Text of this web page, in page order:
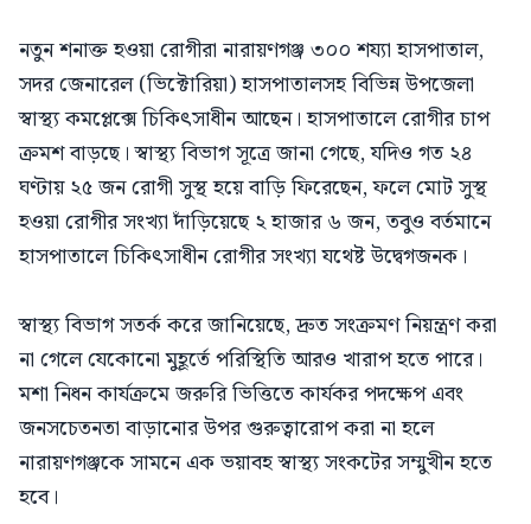
নতুন শনাক্ত হওয়া রোগীরা নারায়ণগঞ্জ ৩০০ শয্যা হাসপাতাল,
সদর জেনারেল (ভিক্টোরিয়া) হাসপাতালসহ বিভিন্ন উপজেলা
স্বাস্থ্য কমপ্লেক্সে চিকিৎসাধীন আছেন। হাসপাতালে রোগীর চাপ
ক্রমশ বাড়ছে। স্বাস্থ্য বিভাগ সূত্রে জানা গেছে, যদিও গত ২৪
ঘণ্টায় ২৫ জন রোগী সুস্থ হয়ে বাড়ি ফিরেছেন, ফলে মোট সুস্থ
হওয়া রোগীর সংখ্যা দাঁড়িয়েছে ২ হাজার ৬ জন, তবুও বর্তমানে
হাসপাতালে চিকিৎসাধীন রোগীর সংখ্যা যথেষ্ট উদ্বেগজনক।
স্বাস্থ্য বিভাগ সতর্ক করে জানিয়েছে, দ্রুত সংক্রমণ নিয়ন্ত্রণ করা
না গেলে যেকোনো মুহূর্তে পরিস্থিতি আরও খারাপ হতে পারে।
মশা নিধন কার্যক্রমে জরুরি ভিত্তিতে কার্যকর পদক্ষেপ এবং
জনসচেতনতা বাড়ানোর উপর গুরুত্বারোপ করা না হলে
নারায়ণগঞ্জকে সামনে এক ভয়াবহ স্বাস্থ্য সংকটের সম্মুখীন হতে
হবে।